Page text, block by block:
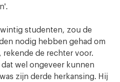
studenten, zou de
nodig hebben gehad om
de rechter voor.
wel ongeveer kunnen
zijn derde herkansing. Hij